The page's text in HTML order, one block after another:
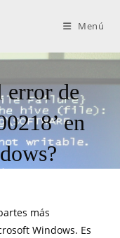
Menú
error de
en
más
Windows. Es